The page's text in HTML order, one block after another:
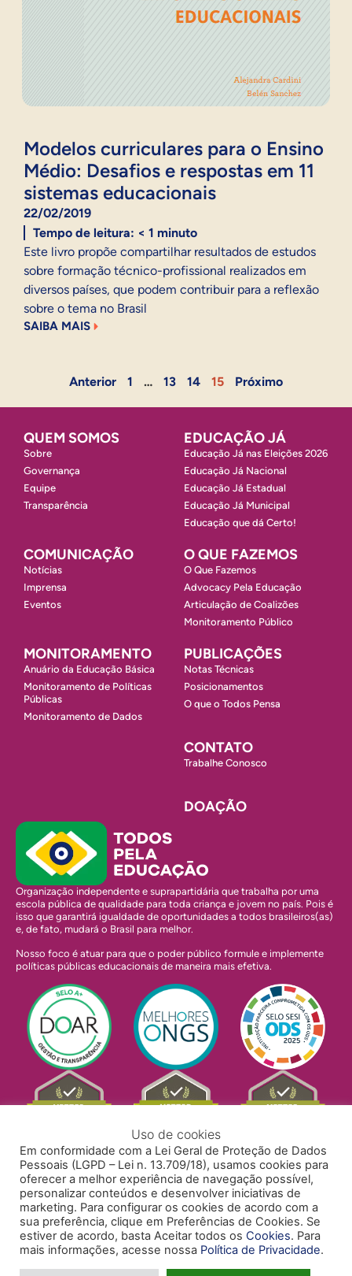
Modelos curriculares para o Ensino
Médio: Desafios e respostas em 11
sistemas educacionais
22/02/2019
Tempo de leitura: < 1 minuto
Este livro propõe compartilhar resultados de estudos
sobre formação técnico-profissional realizados em
diversos países, que podem contribuir para a reflexão
sobre o tema no Brasil
SAIBA MAIS
Anterior 1 … 13 14 15 Próximo
QUEM SOMOS
Sobre
Governança
Equipe
Transparência
EDUCAÇÃO JÁ
Educação Já nas Eleições 2026
Educação Já Nacional
Educação Já Estadual
Educação Já Municipal
Educação que dá Certo!
COMUNICAÇÃO
Notícias
Imprensa
Eventos
O QUE FAZEMOS
O Que Fazemos
Advocacy Pela Educação
Articulação de Coalizões
Monitoramento Público
MONITORAMENTO
Anuário da Educação Básica
Monitoramento de Políticas
Públicas
Monitoramento de Dados
PUBLICAÇÕES
Notas Técnicas
Posicionamentos
O que o Todos Pensa
CONTATO
Trabalhe Conosco
DOAÇÃO
Organização independente e suprapartidária que trabalha por uma
escola pública de qualidade para toda criança e jovem no país. Pois é
isso que garantirá igualdade de oportunidades a todos brasileiros(as)
e, de fato, mudará o Brasil para melhor.
Nosso foco é atuar para que o poder público formule e implemente
políticas públicas educacionais de maneira mais efetiva.
POLÍTICA DE PRIVACIDADE
Uso de cookies
Em conformidade com a Lei Geral de Proteção de Dados
Pessoais (LGPD – Lei n. 13.709/18), usamos cookies para
oferecer a melhor experiência de navegação possível,
personalizar conteúdos e desenvolver iniciativas de
marketing. Para configurar os cookies de acordo com a
sua preferência, clique em Preferências de Cookies. Se
estiver de acordo, basta Aceitar todos os Cookies. Para
mais informações, acesse nossa Política de Privacidade.